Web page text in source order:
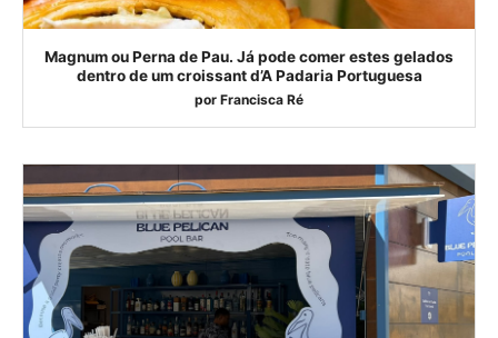
Magnum ou Perna de Pau. Já pode comer estes gelados
dentro de um croissant d’A Padaria Portuguesa
por Francisca Ré